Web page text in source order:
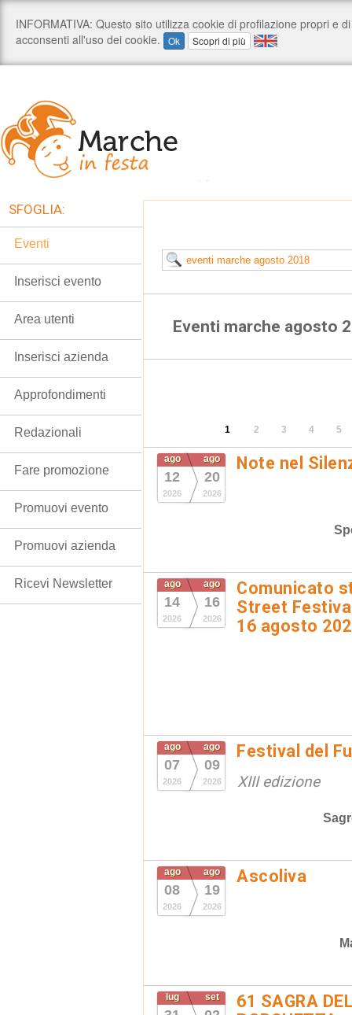
Eventi marche agosto
1 2 3 4 5
ago
12
2026
ago
20
2026
Note nel
ago
14
2026
ago
16
2026
Comunicato
Street
16 agosto
ago
07
2026
ago
09
2026
Festival del
XIII edizione
ago
08
2026
ago
19
2026
Ascoliva
lug set
61 SAGRA
SFOGLIA:
Eventi
Inserisci evento
Area utenti
Inserisci azienda
Approfondimenti
Redazionali
Fare promozione
Promuovi evento
Promuovi azienda
Ricevi Newsletter